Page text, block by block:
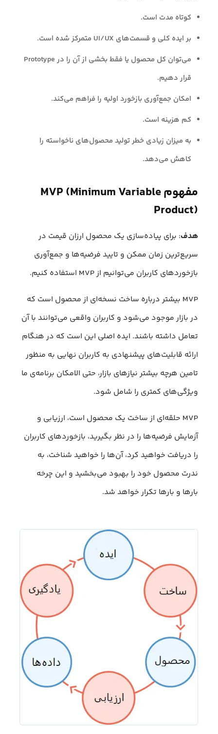
کوتاه مدت است.
بر ایده کلی و قسمت‌های UI/UX متمرکز شده است.
می‌توان کل محصول یا فقط بخشی از آن را در Prototype
قرار دهیم.
امکان جمع‌آوری بازخورد اولیه را فراهم می‌کند.
کم هزینه است.
به میزان زیادی خطر تولید محصول‌های ناخواسته را
کاهش می‌دهد.
مفهوم MVP (Minimum Variable
Product)
هدف: برای پیاده‌سازی یک محصول ارزان قیمت در
سریع‌ترین زمان ممکن و تایید فرضیه‌ها و جمع‌آوری
بازخوردهای کاربران می‌توانیم از MVP استفاده کنیم.
MVP بیشتر درباره ساخت نسخه‌ای از محصول است که
در بازار موجود می‌شود و کاربران واقعی می‌توانند با آن
تعامل داشته باشند. ایده اصلی این است که در هنگام
ارائه قابلیت‌های پیشنهادی به کاربران نهایی به منظور
تامین هرچه بیشتر نیازهای بازار، حتی الامکان برنامه‌ی ما
ویژگی‌های کمتری را شامل شود.
MVP حلقه‌‌ای از ساخت یک محصول است، ارزیابی و
آزمایش فرضیه‌ها را در نظر بگیرید، بازخوردهای کاربران
را دریافت خواهید کرد، آن‌ها را خواهید شناخت، به
ندرت محصول خود را بهبود می‌بخشید و این چرخه
بارها و بارها تکرار خواهد شد.